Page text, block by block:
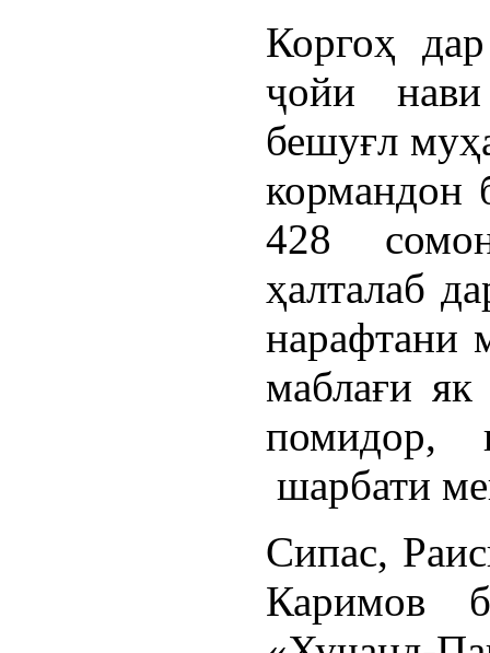
Коргоҳ
ҷойи
бешуғл
кормандон
428
ҳалталаб
нарафтани
маблағи
помидор,
шарбати
Сипас,
Каримов